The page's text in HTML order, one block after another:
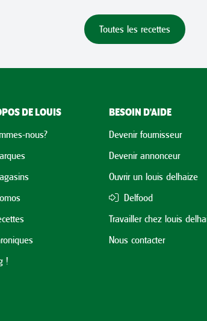
Toutes les recettes
DE LOUIS
nous?
!
BESOIN D'AIDE
Devenir fournisseur
Devenir annonceur
Ouvrir un louis delhaize
Delfood
Travailler chez louis
Nous contacter